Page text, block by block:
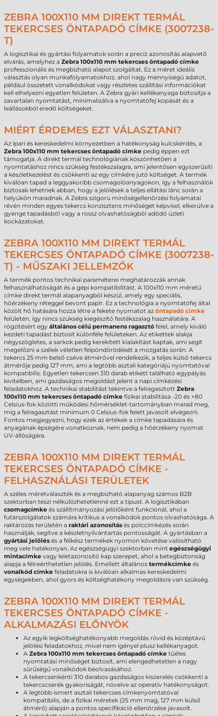
ZEBRA 100X110 MM DIREKT TERMÁL
TEKERCSES ÖNTAPADÓ CÍMKE (3007238-
T)
A logisztikai és gyártási folyamatok során a precíz azonosítás alapvető
elvárás, amelyhez a Zebra 100x110 mm tekercses öntapadó címke
professzionális és megbízható alapot szolgáltat. Ez a méret ideális
választás olyan munkafolyamatokhoz, ahol nagy mennyiségű adatot,
például összetett vonalkódokat vagy részletes szállítási információkat
kell elhelyezni egyetlen felületen. A Zebra gyári kellékanyaga biztosítja a
zavartalan nyomtatást, minimalizálva a nyomtatófej kopását és a
leállásokból eredő költségeket.
MIÉRT ÉRDEMES EZT VÁLASZTANI?
Az ipari és kereskedelmi környezetben a hatékonyság kulcskérdés, a
Zebra 100x110 mm tekercses öntapadó címke pedig éppen ezt
támogatja. A direkt termál technológiának köszönhetően a
nyomtatáshoz nincs szükség festékszalagra, ami jelentősen egyszerűsíti
a készletkezelést és csökkenti az egy címkére jutó költséget. A termék
kiválóan tapad a leggyakoribb csomagolóanyagokon, így a felhasználók
biztosak lehetnek abban, hogy a jelölések a teljes ellátási lánc során a
helyükön maradnak. A Zebra szigorú minőségellenőrzési folyamatai
révén minden egyes tekercs konzisztens minőséget képvisel, elkerülve a
gyenge tapadásból vagy a rossz olvashatóságból adódó üzleti
kockázatokat.
ZEBRA 100X110 MM DIREKT TERMÁL
TEKERCSES ÖNTAPADÓ CÍMKE (3007238-
T) - MŰSZAKI JELLEMZŐK
A termék pontos technikai paraméterei meghatározzák annak
felhasználhatóságát és a gépi kompatibilitást. A 100x110 mm méretű
címke direkt termál alapanyagból készül, amely egy speciális,
hőérzékeny réteggel bevont papír. Ez a technológia a nyomtatófej által
közölt hő hatására hozza létre a fekete nyomatot az öntapadó címke
felületén, így nincs szükség kiegészítő festékszalag használatára. A
rögzítésért egy általános célú permanens ragasztó felel, amely kiváló
kezdeti tapadást biztosít különféle felületeken. Az etikettek alakja
négyszögletes, a sarkok pedig kerekített kialakítást kaptak, ami segít
megelőzni a szélek véletlen felpöndörödését a mozgatás során. A
tekercs 25 mm belső cséve átmérővel rendelkezik, a teljes külső tekercs
átmérője pedig 127 mm, ami a legtöbb asztali kategóriájú nyomtatóval
kompatibilis. Egyetlen tekercsen 310 darab etikett található egypályás
kivitelben, ami gazdaságos megoldást jelent a napi címkézési
feladatokhoz. A technikai stabilitást tekintve a felragasztott Zebra
100x110 mm tekercses öntapadó címke fizikai stabilitása -20 és +80
Celsius-fok közötti működési hőmérséklet-tartományban marad meg,
míg a felragasztást minimum 0 Celsius-fok felett javasolt elvégezni.
Fontos megjegyezni, hogy ezek az értékek a címke tapadására és
anyagának épségére vonatkoznak, nem pedig a hőérzékeny nyomat
UV-állóságára.
ZEBRA 100X110 MM DIREKT TERMÁL
TEKERCSES ÖNTAPADÓ CÍMKE -
FELHASZNÁLÁSI TERÜLETEK
A széles méretválaszték és a megbízható alapanyag számos B2B
szektorban teszi nélkülözhetetlenné ezt a típust. A logisztikában
csomagcímke és szállítmányozási jelölőként funkcionál, ahol a
futárszolgálatok számára kritikus a vonalkódok pontos olvashatósága. A
raktározás területén a raktári azonosítás és polccímkézés során
használják, segítve a készletnyilvántartás pontosságát. A gyártásban a
gyártási jelölés és a félkész termékek nyomon követése valósítható
meg vele hatékonyan. Az egészségügyi szektorban mint egészségügyi
mintacímke vagy leletazonosító kap szerepet, ahol a betegbiztonság
alapja a félreérthetetlen jelölés. Emellett általános termékcímke és
vonalkód címke feladatokra is kiválóan alkalmas kereskedelmi
egységekben, ahol gyors és költséghatékony megoldásra van szükség.
ZEBRA 100X110 MM DIREKT TERMÁL
TEKERCSES ÖNTAPADÓ CÍMKE -
ALKALMAZÁSI ELŐNYÖK
Az egyik legköltséghatékonyabb megoldás rövid és középtávú
jelölési feladatokhoz, mivel nem igényel plusz kellékanyagot.
A Zebra 100x110 mm tekercses öntapadó címke tűéles
nyomtatási minőséget biztosít, ami elengedhetetlen a nagy
sűrűségű vonalkódok beolvasásához.
A tekercsenkénti 310 darabos gazdaságos kiszerelés csökkenti a
tekercscserék gyakoriságát, növelve az operatív hatékonyságot.
A legtöbb ismert asztali tekercses címkenyomtatóval
kompatibilis, de a fizikai méretek (25 mm mag, 127 mm külső
átmérő) alapján a pontos specifikáció ellenőrzése javasolt.